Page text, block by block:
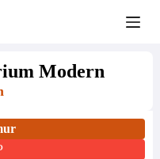
Modern